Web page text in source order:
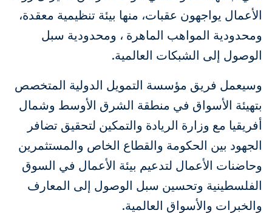
الأعمال يواجهون عقبات، منها بيئة تنظيمية معقدة،
ومحدودية المواهب الماهرة ، ومحدودية سبل
الوصول إلى الشبكات العالمية.
وسيعمل فريق مؤسسة التمويل الدولية المتخصص
بتهيئة الأسواق في منطقة الشرق الأوسط وشمال
أفريقيا مع وزارة الريادة والتمكين لتحقيق تضافر
الجهود بين الحكومة والقطاع الخاص والمستثمرين
وحاضنات الأعمال لتدعيم بيئة الأعمال في السوق
الفلسطينية وتحسين سبل الوصول إلى المعارف
والخبرات والأسواق العالمية.